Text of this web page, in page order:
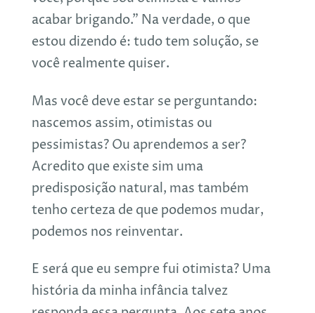
acabar brigando.” Na verdade, o que
estou dizendo é: tudo tem solução, se
você realmente quiser.
Mas você deve estar se perguntando:
nascemos assim, otimistas ou
pessimistas? Ou aprendemos a ser?
Acredito que existe sim uma
predisposição natural, mas também
tenho certeza de que podemos mudar,
podemos nos reinventar.
E será que eu sempre fui otimista? Uma
história da minha infância talvez